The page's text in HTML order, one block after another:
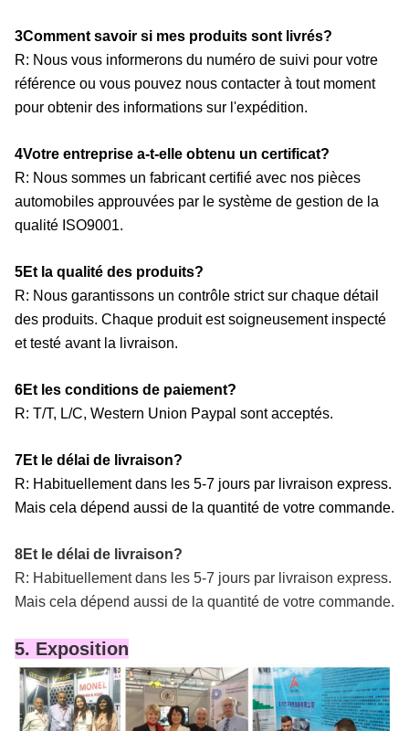
3Comment savoir si mes produits sont livrés?
R: Nous vous informerons du numéro de suivi pour votre
référence ou vous pouvez nous contacter à tout moment
pour obtenir des informations sur l'expédition.
4Votre entreprise a-t-elle obtenu un certificat?
R: Nous sommes un fabricant certifié avec nos pièces
automobiles approuvées par le système de gestion de la
qualité ISO9001.
5Et la qualité des produits?
R: Nous garantissons un contrôle strict sur chaque détail
des produits. Chaque produit est soigneusement inspecté
et testé avant la livraison.
6Et les conditions de paiement?
R: T/T, L/C, Western Union Paypal sont acceptés.
7Et le délai de livraison?
R: Habituellement dans les 5-7 jours par livraison express.
Mais cela dépend aussi de la quantité de votre commande.
8Et le délai de livraison?
R: Habituellement dans les 5-7 jours par livraison express.
Mais cela dépend aussi de la quantité de votre commande.
5. Exposition